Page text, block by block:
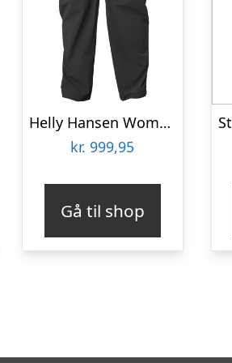
Helly Hansen Womens Brona Softshell Plus Pant, Ebony
kr. 999,95
Gå til shop